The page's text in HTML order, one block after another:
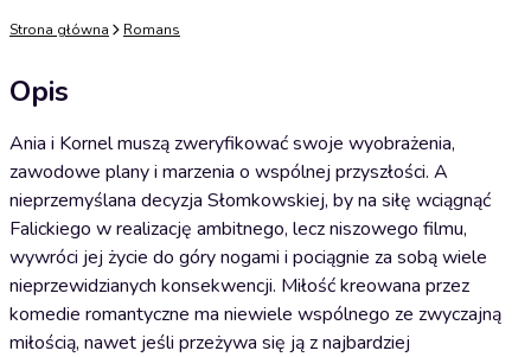
Strona główna Romans
Opis
Ania i Kornel muszą zweryfikować swoje wyobrażenia,
zawodowe plany i marzenia o wspólnej przyszłości. A
nieprzemyślana decyzja Słomkowskiej, by na siłę wciągnąć
Falickiego w realizację ambitnego, lecz niszowego filmu,
wywróci jej życie do góry nogami i pociągnie za sobą wiele
nieprzewidzianych konsekwencji. Miłość kreowana przez
komedie romantyczne ma niewiele wspólnego ze zwyczajną
miłością, nawet jeśli przeżywa się ją z najbardziej